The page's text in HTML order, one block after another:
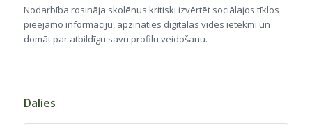
Nodarbība rosināja skolēnus kritiski izvērtēt sociālajos tīklos
pieejamo informāciju, apzināties digitālās vides ietekmi un
domāt par atbildīgu savu profilu veidošanu.
Dalies